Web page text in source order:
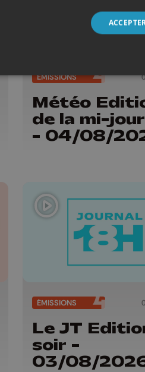
ÉMISSIONS
Météo
de la mi-
- 04/08/
ÉMISSIONS
Le JT
soir -
03/08/